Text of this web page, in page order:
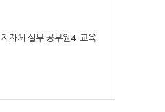
자체 실무 공무원4. 교육